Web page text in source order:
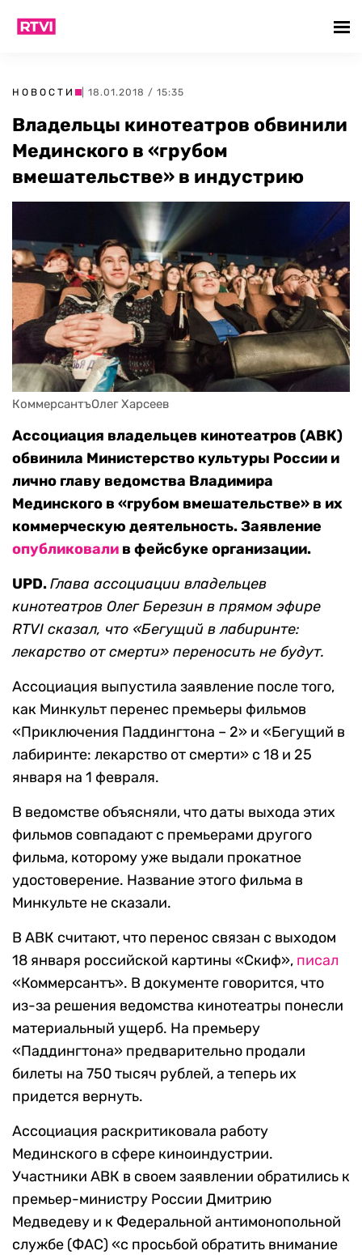
НОВОСТИ | 18.01.2018 / 15:35
Владельцы кинотеатров обвинили
Мединского в «грубом
вмешательстве» в индустрию
КоммерсантъОлег Харсеев
Ассоциация владельцев кинотеатров (АВК)
обвинила Министерство культуры России и
лично главу ведомства Владимира
Мединского в «грубом вмешательстве» в их
коммерческую деятельность. Заявление
опубликовали в фейсбуке организации.
UPD.Глава ассоциации владельцев
кинотеатров Олег Березин в прямом эфире
RTVI сказал, что «Бегущий в лабиринте:
лекарство от смерти» переносить не будут.
Ассоциация выпустила заявление после того,
как Минкульт перенес премьеры фильмов
«Приключения Паддингтона – 2» и «Бегущий в
лабиринте: лекарство от смерти» с 18 и 25
января на 1 февраля.
В ведомстве объясняли, что даты выхода этих
фильмов совпадают с премьерами другого
фильма, которому уже выдали прокатное
удостоверение. Название этого фильма в
Минкульте не сказали.
В АВК считают, что перенос связан с выходом
18 января российской картины «Скиф», писал
«Коммерсантъ». В документе говорится, что
из-за решения ведомства кинотеатры понесли
материальный ущерб. На премьеру
«Паддингтона» предварительно продали
билеты на 750 тысяч рублей, а теперь их
придется вернуть.
Ассоциация раскритиковала работу
Мединского в сфере киноиндустрии.
Участники АВК в своем заявлении обратились к
премьер-министру России Дмитрию
Медведеву и к Федеральной антимонопольной
службе (ФАС) «с просьбой обратить внимание